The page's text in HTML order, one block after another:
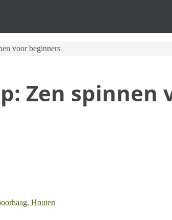
voor beginners
Zen spinnen
Houten